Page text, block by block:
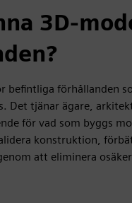
3D-
befintliga förhållanden
Det tjänar ägare,
för vad som byggs
konstruktion,
att eliminera